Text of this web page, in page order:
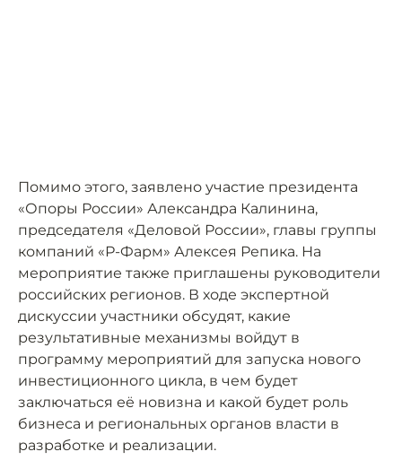
Помимо этого, заявлено участие президента
«Опоры России» Александра Калинина,
председателя «Деловой России», главы группы
компаний «Р-Фарм» Алексея Репика. На
мероприятие также приглашены руководители
российских регионов. В ходе экспертной
дискуссии участники обсудят, какие
результативные механизмы войдут в
программу мероприятий для запуска нового
инвестиционного цикла, в чем будет
заключаться её новизна и какой будет роль
бизнеса и региональных органов власти в
разработке и реализации.